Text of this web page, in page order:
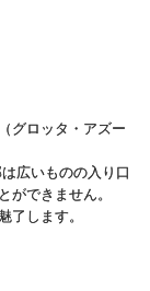
グロッタ・アズー
広いものの入り口
ができません。
了します。